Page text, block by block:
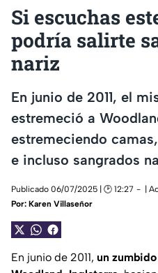
Si escuchas
podría salirte
nariz
En junio de 2011, el
estremeció a
estremeciendo
e incluso sangrados
Publicado 06/07/2025 | 🕑 12:27
|
Por: Karen Villaseñor
En junio de 2011, un